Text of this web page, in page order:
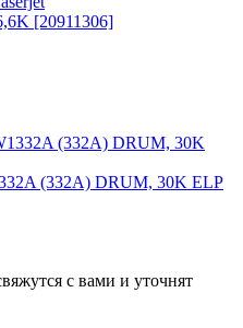
[20911306]
(332A) DRUM, 30K ELP
с вами и уточнят